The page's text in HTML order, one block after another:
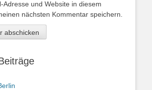
Adresse und Website in diesem
nächsten Kommentar speichern.